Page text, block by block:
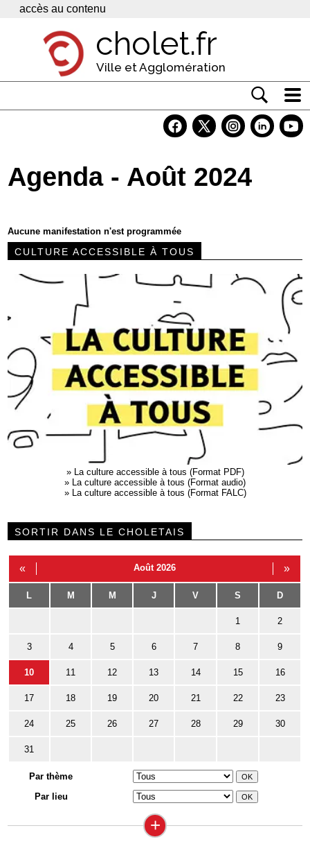
Panneau de gestion des cookies
accès au contenu
cholet.fr
Ville et Agglomération
Economie
Contacts
Agenda - Août 2024
Aucune manifestation n'est programmée
CULTURE ACCESSIBLE À TOUS
»
La culture accessible à tous (Format PDF)
»
La culture accessible à tous (Format audio)
»
La culture accessible à tous (Format FALC)
SORTIR DANS LE CHOLETAIS
« Août 2026 »
L M M J V S D
1 2
3 4 5 6 7 8 9
10 11 12 13 14 15 16
17 18 19 20 21 22 23
24 25 26 27 28 29 30
31
Par thème
Par lieu
+